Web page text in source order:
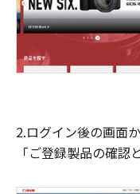
2.ログイン後の画面
「ご登録製品の確認